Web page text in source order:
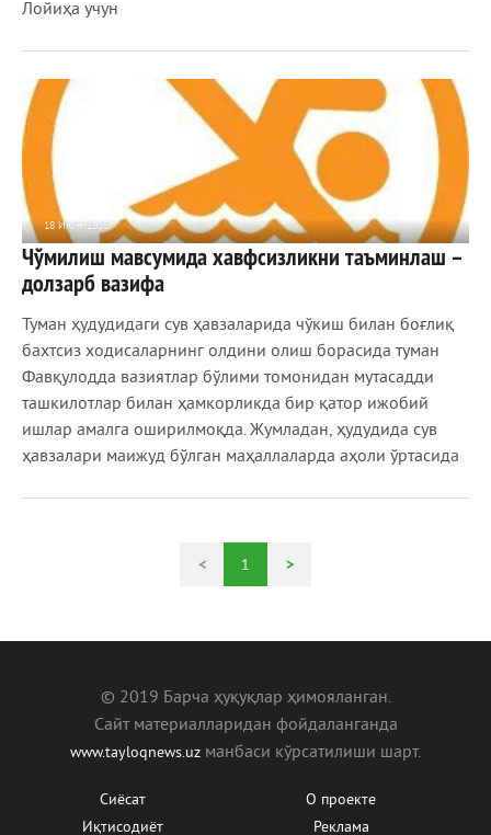
Лойиҳа учун
18 ИЮН 2022
711 0
Чўмилиш мавсумида хавфсизликни таъминлаш –
долзарб вазифа
Туман ҳудудидаги сув ҳавзаларида чўкиш билан боғлиқ
бахтсиз ходисаларнинг олдини олиш борасида туман
Фавқулодда вазиятлар бўлими томонидан мутасадди
ташкилотлар билан ҳамкорликда бир қатор ижобий
ишлар амалга оширилмоқда. Жумладан, ҳудудида сув
ҳавзалари маижуд бўлган маҳаллаларда аҳоли ўртасида
< 1 >
© 2019 Барча ҳуқуқлар ҳимояланган.
Сайт материалларидан фойдаланганда
www.tayloqnews.uz манбаcи кўрсатилиши шарт.
Сиёсат
Иқтисодиёт
О проекте
Реклама